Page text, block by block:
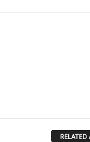
RELATED